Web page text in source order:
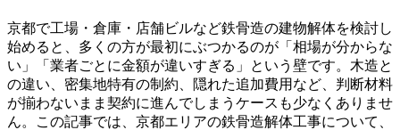
京都で工場・倉庫・店舗ビルなど鉄骨造の建物解体を検討し
始めると、多くの方が最初にぶつかるのが「相場が分からな
い」「業者ごとに金額が違いすぎる」という壁です。木造と
の違い、密集地特有の制約、隠れた追加費用など、判断材料
が揃わないまま契約に進んでしまうケースも少なくありませ
ん。この記事では、京都エリアの鉄骨造解体工事について、